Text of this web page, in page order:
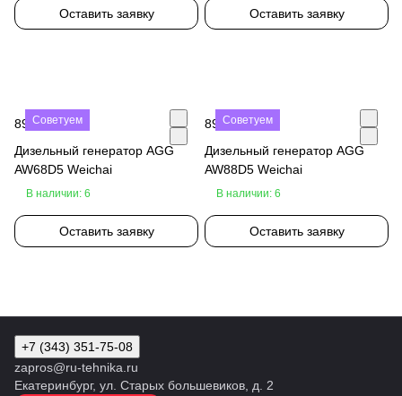
Оставить заявку Оставить заявку
Советуем
890 000 ₽
Дизельный генератор AGG
AW68D5 Weichai
В наличии: 6
Оставить заявку
Советуем
890 000 ₽
Дизельный генератор AGG
AW88D5 Weichai
В наличии: 6
Оставить заявку
+7 (343) 351-75-08
zapros@ru-tehnika.ru
Екатеринбург, ул. Старых большевиков, д. 2